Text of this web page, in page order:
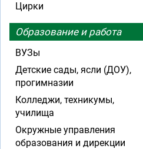
Цирки
Образование и работа
ВУЗы
Детские сады, ясли (ДОУ),
прогимназии
Колледжи, техникумы,
училища
Окружные управления
образования и дирекции